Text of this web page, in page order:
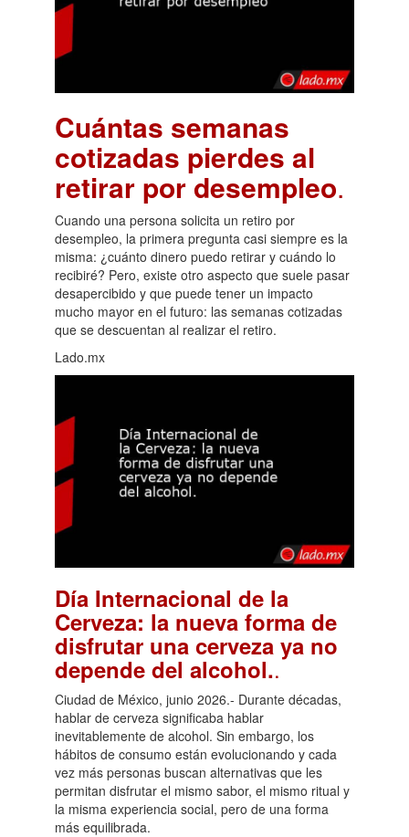
Cuántas semanas
cotizadas pierdes al
retirar por desempleo.
Cuando una persona solicita un retiro por
desempleo, la primera pregunta casi siempre es la
misma: ¿cuánto dinero puedo retirar y cuándo lo
recibiré? Pero, existe otro aspecto que suele pasar
desapercibido y que puede tener un impacto
mucho mayor en el futuro: las semanas cotizadas
que se descuentan al realizar el retiro.
Lado.mx
Día Internacional de la
Cerveza: la nueva forma de
disfrutar una cerveza ya no
depende del alcohol..
Ciudad de México, junio 2026.- Durante décadas,
hablar de cerveza significaba hablar
inevitablemente de alcohol. Sin embargo, los
hábitos de consumo están evolucionando y cada
vez más personas buscan alternativas que les
permitan disfrutar el mismo sabor, el mismo ritual y
la misma experiencia social, pero de una forma
más equilibrada.